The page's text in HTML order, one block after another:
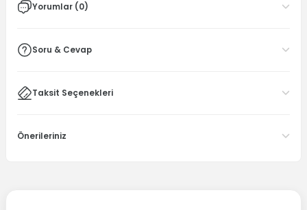
Yorumlar (0)
Soru & Cevap
Taksit Seçenekleri
Önerileriniz